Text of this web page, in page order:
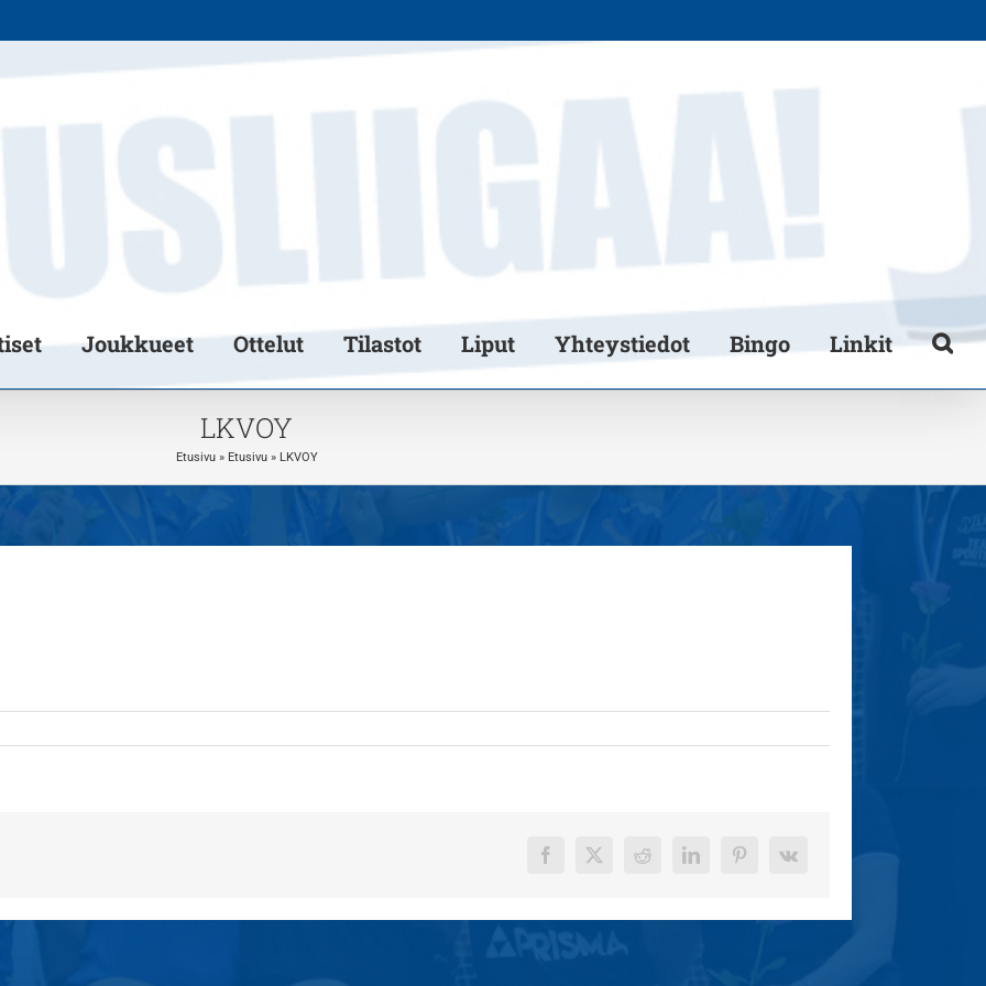
Joukkueet Ottelut Tilastot Liput Yhteystiedot Bingo Linkit
LKVOY
Etusivu» Etusivu» LKVOY
Facebook
X Reddit LinkedInPinterest
Vk